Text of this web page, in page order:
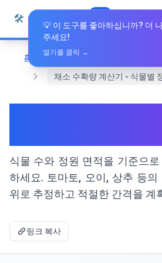
본문으로 건너뛰기
🛠️ Whiz Tools
홈
전문 도구
채소 수확량 계산기 - 식물별
식물 수와 정원 면적을 기준으
하세요. 토마토, 오이, 상추 등
위로 추정하고 적절한 간격을 계
링크 복사
💡 이 도구를 좋아하십니까? 더
주세요!
열기를 클릭 →